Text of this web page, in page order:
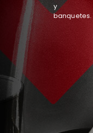
y
banquetes.